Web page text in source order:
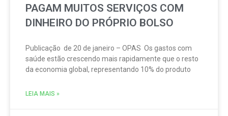
PAGAM MUITOS SERVIÇOS COM
DINHEIRO DO PRÓPRIO BOLSO
Publicação de 20 de janeiro – OPAS Os gastos com
saúde estão crescendo mais rapidamente que o resto
da economia global, representando 10% do produto
LEIA MAIS »